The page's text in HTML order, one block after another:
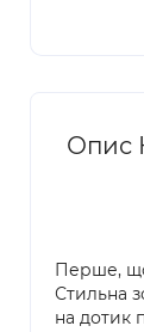
Опис
Перше, що
Стильна
на дотик